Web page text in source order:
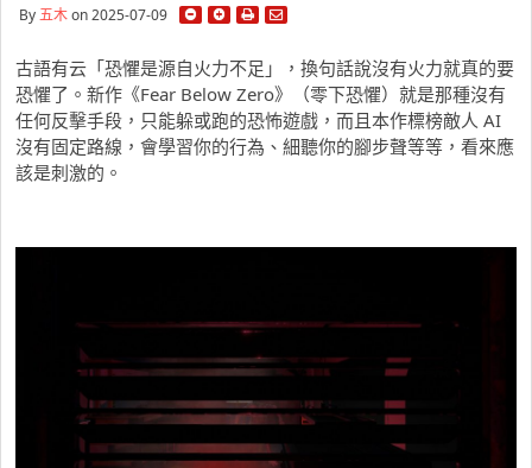
By五木on 2025-07-09
古語有云「恐懼是源自火力不足」，換句話說沒有火力就真的要
恐懼了。新作《Fear Below Zero》（零下恐懼）就是那種沒有
任何反擊手段，只能躲或跑的恐怖遊戲，而且本作標榜敵人 AI
沒有固定路線，會學習你的行為、細聽你的腳步聲等等，看來應
該是刺激的。